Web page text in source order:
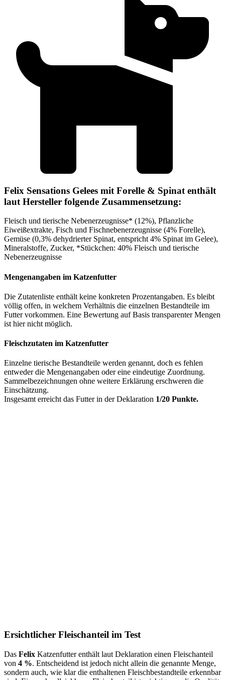
Felix Sensations Gelees mit Forelle & Spinat enthält
laut Hersteller folgende Zusammensetzung:
Fleisch und tierische Nebenerzeugnisse* (12%), Pflanzliche
Eiweißextrakte, Fisch und Fischnebenerzeugnisse (4% Forelle),
Gemüse (0,3% dehydrierter Spinat, entspricht 4% Spinat im Gelee),
Mineralstoffe, Zucker, *Stückchen: 40% Fleisch und tierische
Nebenerzeugnisse
Mengenangaben im Katzenfutter
Die Zutatenliste enthält keine konkreten Prozentangaben. Es bleibt
völlig offen, in welchem Verhältnis die einzelnen Bestandteile im
Futter vorkommen. Eine Bewertung auf Basis transparenter Mengen
ist hier nicht möglich.
Fleischzutaten im Katzenfutter
Einzelne tierische Bestandteile werden genannt, doch es fehlen
entweder die Mengenangaben oder eine eindeutige Zuordnung.
Sammelbezeichnungen ohne weitere Erklärung erschweren die
Einschätzung.
Insgesamt erreicht das Futter in der Deklaration 1/20 Punkte.
Ersichtlicher Fleischanteil im Test
Das Felix Katzenfutter enthält laut Deklaration einen Fleischanteil
von 4 %. Entscheidend ist jedoch nicht allein die genannte Menge,
sondern auch, wie klar die enthaltenen Fleischbestandteile erkennbar